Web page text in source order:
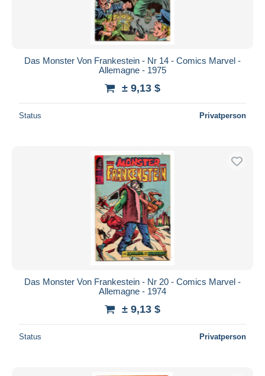
Das Monster Von Frankestein - Nr 14 - Comics Marvel -
Allemagne - 1975
± 9,13 $
Status Privatperson
Das Monster Von Frankestein - Nr 20 - Comics Marvel -
Allemagne - 1974
± 9,13 $
Status Privatperson